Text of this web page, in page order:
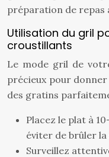
préparation de repas
Utilisation du gril
croustillants
Le mode gril de
précieux pour
des gratins
Placez le plat à
éviter de brûler
Surveillez